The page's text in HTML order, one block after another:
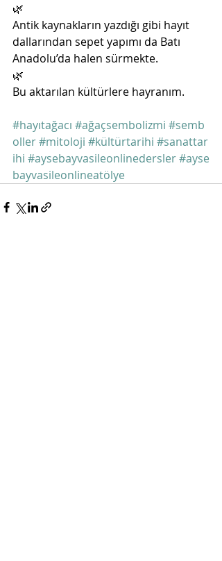
🌿
Antik kaynakların yazdığı gibi hayıt
dallarından sepet yapımı da Batı
Anadolu’da halen sürmekte.
🌿
Bu aktarılan kültürlere hayranım.
#hayıtağacı #ağaçsembolizmi #semb
oller#mitoloji #kültürtarihi #sanattar
ihi #aysebayvasileonlinedersler#ayse
bayvasileonlineatölye